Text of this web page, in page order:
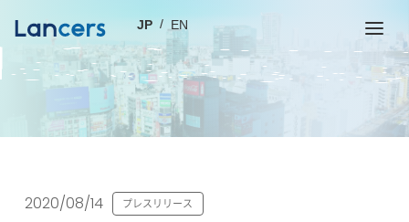
JP EN
2020/08/14 プレスリリース